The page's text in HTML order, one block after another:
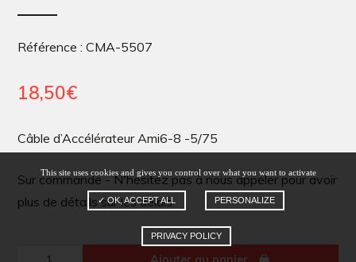
Référence : CMA-5507
18,50€
Câble d’Accélérateur Ami6-8 -5/75
Sur commande - N'hésitez pas à nous appeler pour avoir
plus de détails sur les délais.
quantité
This site uses cookies and gives you control over what you want to activate
✓ OK, ACCEPT ALL PERSONALIZE
PRIVACY POLICY